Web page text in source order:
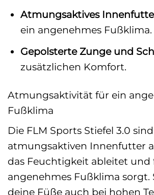
Atmungsaktives
ein angenehmes Fußklima.
Gepolsterte Zunge und
zusätzlichen Komfort.
Atmungsaktivität für ein
Fußklima
Die FLM Sports Stiefel 3.0
atmungsaktiven Innenfutter
das Feuchtigkeit ableitet und
angenehmes Fußklima sorgt.
deine Füße auch bei hohen